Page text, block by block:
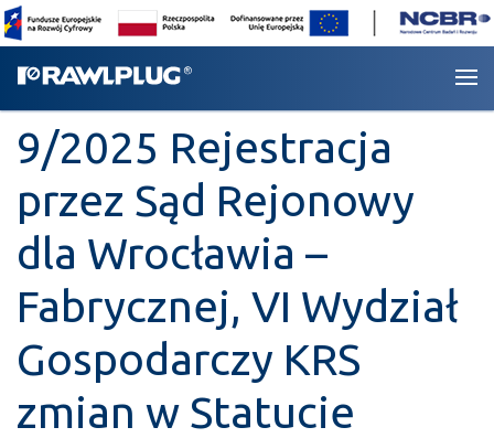
9/2025 Rejestracja
przez Sąd Rejonowy
dla Wrocławia –
Fabrycznej, VI Wydział
Gospodarczy KRS
zmian w Statucie